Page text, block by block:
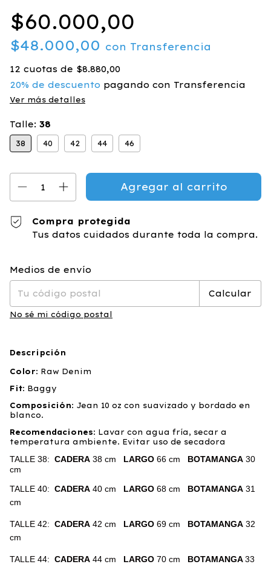
$60.000,00
$48.000,00 con Transferencia
12 cuotas de $8.880,00
20% de descuento pagando con Transferencia
Ver más detalles
Talle: 38
38 40 42 44 46
Compra protegida
Tus datos cuidados durante toda la compra.
Entregas para el CP:
Medios de envío
Calcular
No sé mi código postal
Descripción
Color: Raw Denim
Fit: Baggy
Composición: Jean 10 oz con suavizado y bordado en
blanco.
Recomendaciones: Lavar con agua fría, secar a
temperatura ambiente. Evitar uso de secadora
TALLE 38: CADERA 38 cm LARGO 66 cm BOTAMANGA 30
cm
TALLE 40: CADERA 40 cm LARGO 68 cm BOTAMANGA 31
cm
TALLE 42: CADERA 42 cm LARGO 69 cm BOTAMANGA 32
cm
TALLE 44: CADERA 44 cm LARGO 70 cm BOTAMANGA33